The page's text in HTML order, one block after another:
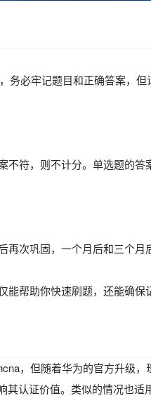
必牢记题目和正确答案，但
符，则不计分。单选题的
次巩固，一个月后和三个
帮助你快速刷题，还能确保
，但随着华为的官方升级，
认证价值。类似的情况也